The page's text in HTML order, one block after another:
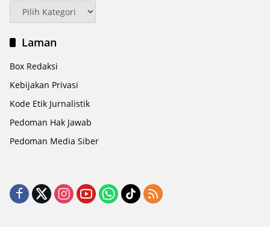
Kategori
Laman
Box Redaksi
Kebijakan Privasi
Kode Etik Jurnalistik
Pedoman Hak Jawab
Pedoman Media Siber